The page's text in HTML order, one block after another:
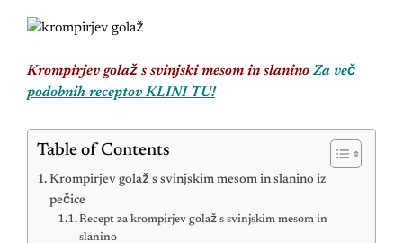
Krompirjev golaž s svinjski mesom in slanino Za več
podobnih receptov KLINI TU!
Table of Contents
Krompirjev golaž s svinjskim mesom in slanino iz
pečice
Recept za krompirjev golaž s svinjskim mesom in
slanino